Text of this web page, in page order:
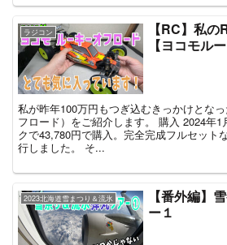
ラジコン
【RC】私
【ヨコモル
私が昨年100万円もつぎ込むきっかけとな
フロード）をご紹介します。 購入 2024年
クで43,780円で購入。完全完成フルセット
行しました。 そ...
2023北海道雪まつり＆流氷
【番外編】
ー１